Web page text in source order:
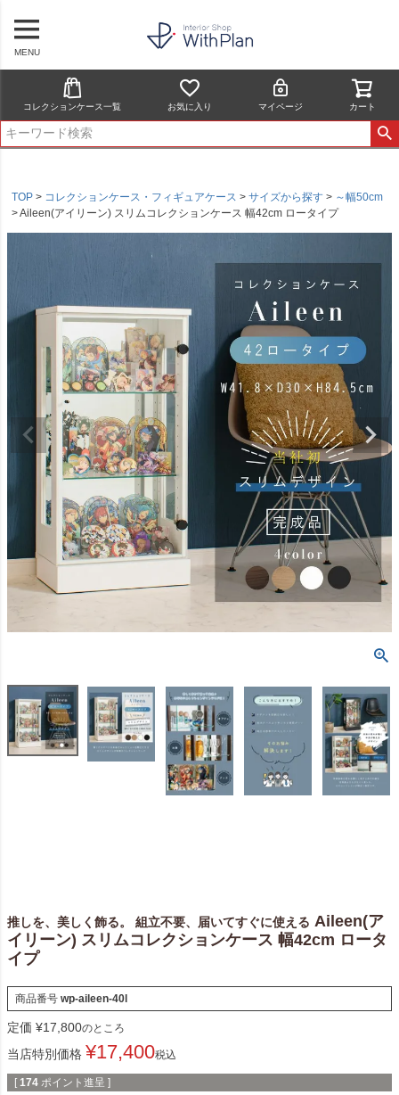
MENU
コレクションケース一覧 お気に入り マイページ カート
TOP コレクションケース・フィギュアケース サイズから探す
～幅50cm
Aileen(アイリーン) スリムコレクションケース 幅42cm ロータイプ
推しを、美しく飾る。 組立不要、届いてすぐに使える Aileen(ア
イリーン) スリムコレクションケース 幅42cm ロータ
イプ
商品番号 wp-aileen-40l
定価 ¥17,800のところ
当店特別価格 ¥17,400税込
[ 174 ポイント進呈 ]